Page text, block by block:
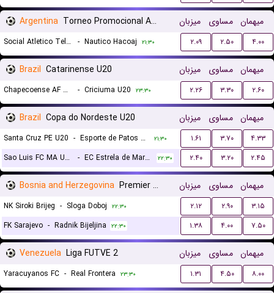
Argentina Torneo Promocional Amateur میزبان مساوی میهمان
Social Atletico Television - Nautico Hacoaj ۲۱:۳۰ ۲.۰۹ ۲.۵۰ ۴.۰۰
Brazil Catarinense U20 میزبان مساوی میهمان
Chapecoense AF U20 - Criciuma U20 ۲۳:۳۰ ۲.۲۶ ۳.۳۰ ۲.۶۰
Brazil Copa do Nordeste U20 میزبان مساوی میهمان
Santa Cruz PE U20 - Esporte de Patos U20 ۲۱:۳۰ ۱.۶۱ ۳.۷۰
۴.۳۳
Sao Luis FC MA U20
- EC Estrela de Marco U20 ۲۲:۳۰ ۲.۴۰ ۳.۲۰ ۲.۴۵
Bosnia and Herzegovina Premier Liga میزبان مساوی میهمان
NK Siroki Brijeg - Sloga Doboj ۲۲:۳۰ ۲.۱۲ ۲.۹۰
۳.۱۵
FK Sarajevo - Radnik Bijeljina ۲۲:۳۰ ۱.۳۸ ۴.۰۰ ۷.۵۰
Venezuela Liga FUTVE 2 میزبان مساوی میهمان
Yaracuyanos FC - Real Frontera ۲۳:۳۰ ۱.۳۱ ۴.۵۰ ۸.۰۰